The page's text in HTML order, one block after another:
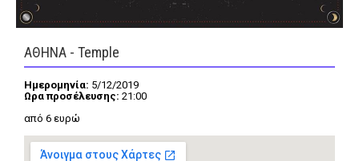
FEEDS
Πάσχα
Retro Summer
OMG
A-List LGBTQI+
ΑΘΗΝΑ - Temple
Ημερομηνία: 5/12/2019
Ωρα προσέλευσης: 21:00
από 6 ευρώ